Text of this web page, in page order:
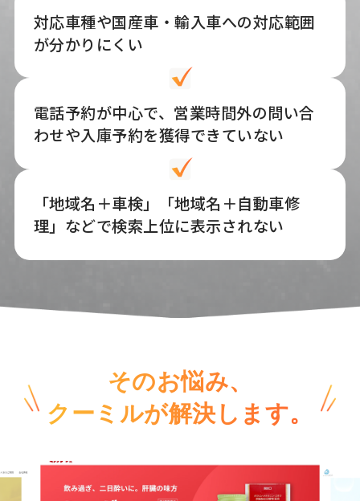
対応車種や国産車・輸入車への対応範囲
が分かりにくい
電話予約が中心で、営業時間外の問い合
わせや入庫予約を獲得できていない
「地域名＋車検」「地域名＋自動車修
理」などで検索上位に表示されない
そのお悩み、
クーミルが解決します。